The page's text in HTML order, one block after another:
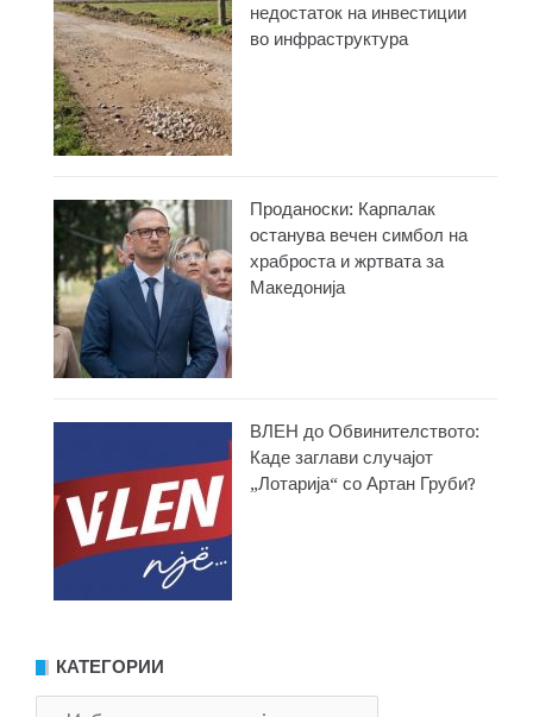
недостаток на инвестиции
во инфраструктура
Проданоски: Карпалак
останува вечен симбол на
храброста и жртвата за
Македонија
ВЛЕН до Обвинителството:
Каде заглави случајот
„Лотарија“ со Артан Груби?
КАТЕГОРИИ
Категории